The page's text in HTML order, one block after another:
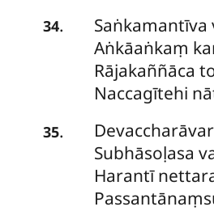
34.
Saṅkamantīva
Aṅkāaṅkaṃ
Rājakaññāca
Naccagītehi
35.
Subhāsoḷasa
Harantī